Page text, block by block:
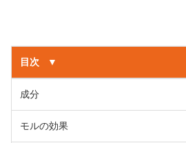
目次 ▼
成分
モルの効果